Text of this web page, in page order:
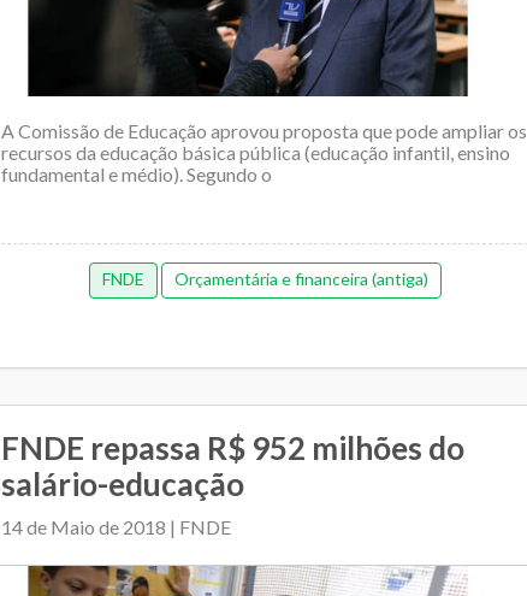
A Comissão de Educação aprovou proposta que pode ampliar os
recursos da educação básica pública (educação infantil, ensino
fundamental e médio). Segundo o
FNDE Orçamentária e financeira (antiga)
FNDE repassa R$ 952 milhões do
salário-educação
14 de Maio de 2018 | FNDE